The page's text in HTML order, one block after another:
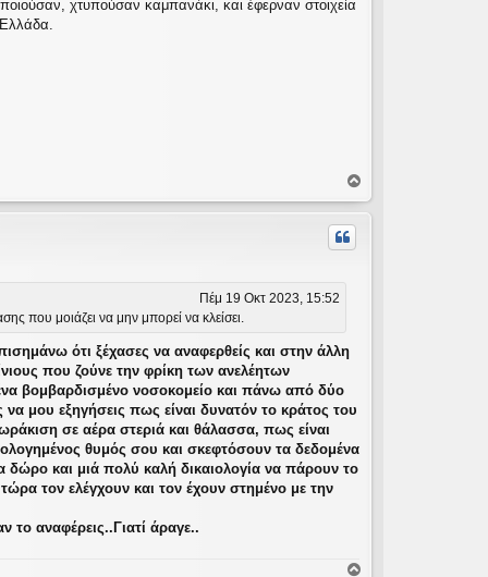
χτυπούσαν καμπανάκι, και έφερναν στοιχεία
ο
ρ
Πέμ 19 Οκτ 2023, 15:52
που μοιάζει να μην μπορεί να κλείσει.
ότι ξέχασες να αναφερθείς και στην άλλη
που ζούνε την φρίκη των ανελέητων
βομβαρδισμένο νοσοκομείο και πάνω από δύο
μου εξηγήσεις πως είναι δυνατόν το κράτος του
σε αέρα στεριά και θάλασσα, πως είναι
θυμός σου και σκεφτόσουν τα δεδομένα
δώρο και μιά πολύ καλή δικαιολογία να πάρουν το
τον ελέγχουν και τον έχουν στημένο με την
αναφέρεις..Γιατί άραγε..